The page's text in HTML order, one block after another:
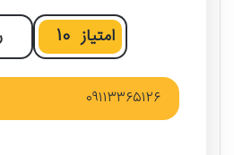
امتیاز 10
۰۹۱۱۳۳۶۵۱۲۶